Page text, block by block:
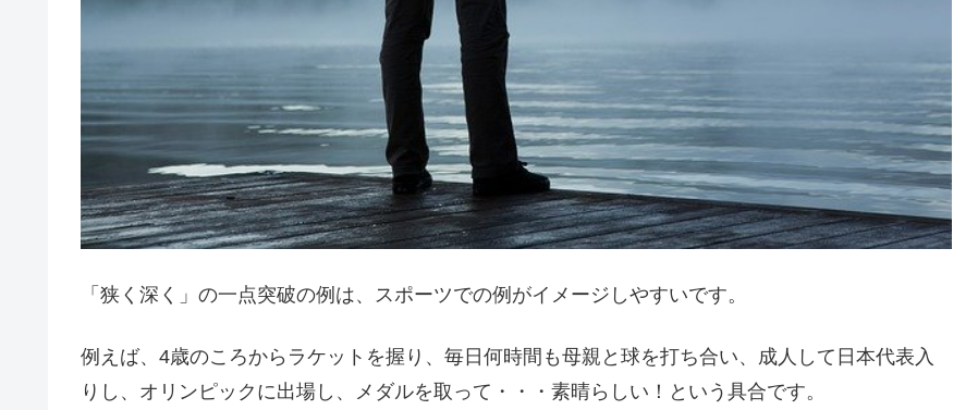
「狭く深く」の一点突破の例は、スポーツでの例がイメージしやすいです。
例えば、4歳のころからラケットを握り、毎日何時間も母親と球を打ち合い、成人して日本代表入
りし、オリンピックに出場し、メダルを取って・・・素晴らしい！という具合です。